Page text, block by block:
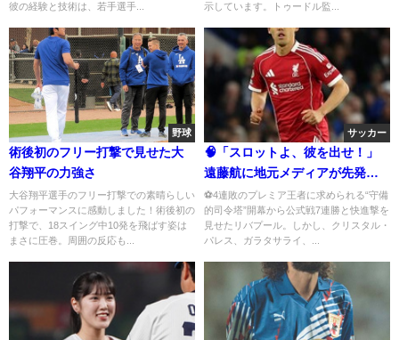
彼の経験と技術は、若手選手...
示しています。トゥードル監...
野球
術後初のフリー打撃で見せた大
谷翔平の力強さ
大谷翔平選手のフリー打撃での素晴らしい
パフォーマンスに感動しました！術後初の
打撃で、18スイング中10発を飛ばす姿は
まさに圧巻。周囲の反応も...
サッカー
🧠「スロットよ、彼を出せ！」
遠藤航に地元メディアが先発起
用を提言──リバプールの中盤に
安定を
⚽4連敗のプレミア王者に求められる“守備
的司令塔”開幕から公式戦7連勝と快進撃を
見せたリバプール。しかし、クリスタル・
パレス、ガラタサライ、...